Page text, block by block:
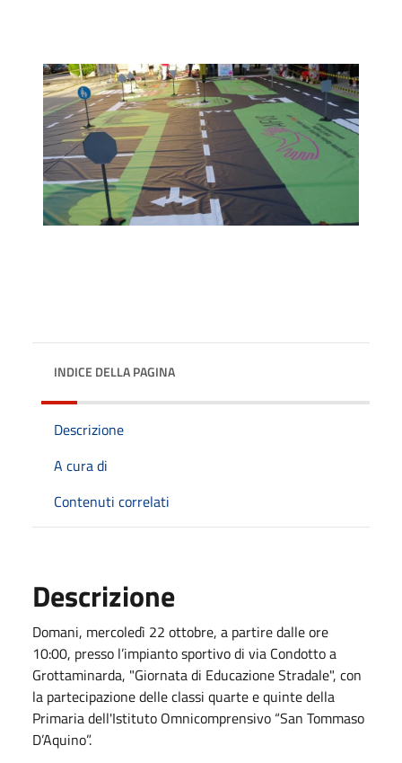
INDICE DELLA PAGINA
Descrizione
A cura di
Contenuti correlati
Descrizione
Domani, mercoledì 22 ottobre, a partire dalle ore
10:00, presso l’impianto sportivo di via Condotto a
Grottaminarda, "Giornata di Educazione Stradale", con
la partecipazione delle classi quarte e quinte della
Primaria dell'Istituto Omnicomprensivo “San Tommaso
D’Aquino”.